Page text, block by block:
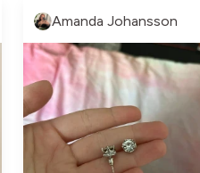
Amanda Johansson